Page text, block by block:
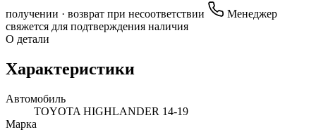
получении · возврат при несоответствии
Менеджер
свяжется для подтверждения наличия
О детали
Характеристики
Автомобиль
TOYOTA HIGHLANDER 14-19
Марка